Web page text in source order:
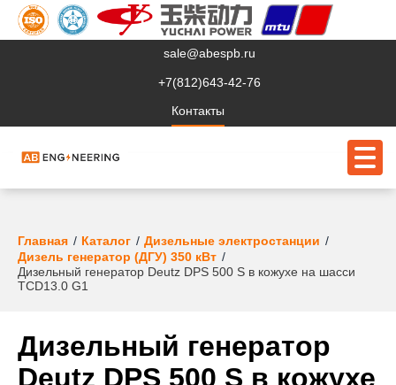
sale@abespb.ru
+7(812)643-42-76
Контакты
О компании
Клиентам
Сервис
Судовое ЭО
Главная Каталог
Дизельные электростанции
Дизель генератор (ДГУ) 350 кВт
Дизельный генератор Deutz DPS 500 S в кожухе на шасси
TCD13.0 G1
Дизельный генератор
Deutz DPS 500 S в кожухе